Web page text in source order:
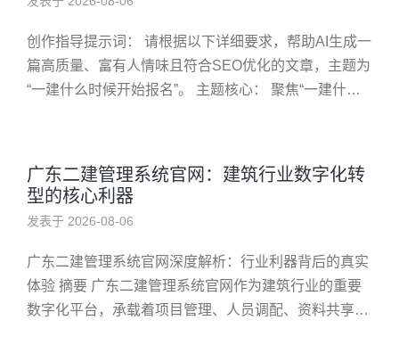
创作指导提示词： 请根据以下详细要求，帮助AI生成一
篇高质量、富有人情味且符合SEO优化的文章，主题为
“一建什么时候开始报名”。 主题核心： 聚焦“一建什么
广东二建管理系统官网：建筑行业数字化转
型的核心利器
发表于 2026-08-06
广东二建管理系统官网深度解析：行业利器背后的真实
体验 摘要 广东二建管理系统官网作为建筑行业的重要
数字化平台，承载着项目管理、人员调配、资料共享等